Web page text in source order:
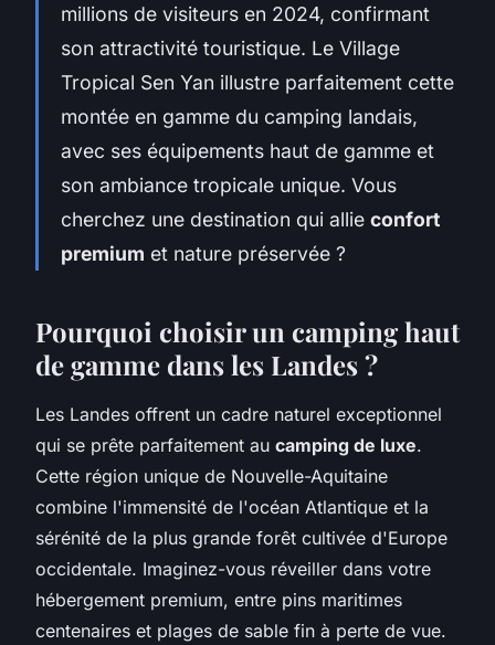
millions de visiteurs en 2024, confirmant
son attractivité touristique. Le Village
Tropical Sen Yan illustre parfaitement cette
montée en gamme du camping landais,
avec ses équipements haut de gamme et
son ambiance tropicale unique. Vous
cherchez une destination qui allie confort
premium et nature préservée ?
Pourquoi choisir un camping haut
de gamme dans les Landes ?
Les Landes offrent un cadre naturel exceptionnel
qui se prête parfaitement au camping de luxe.
Cette région unique de Nouvelle-Aquitaine
combine l'immensité de l'océan Atlantique et la
sérénité de la plus grande forêt cultivée d'Europe
occidentale. Imaginez-vous réveiller dans votre
hébergement premium, entre pins maritimes
centenaires et plages de sable fin à perte de vue.